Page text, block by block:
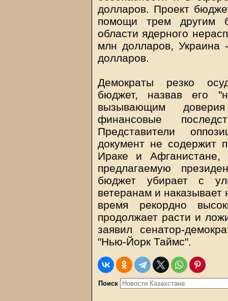
долларов. Проект
помощи трем другим
области ядерного
млн долларов,
долларов.
Демократы резко
бюджет, назвав его
вызывающим
финансовые
Представители
документ не содержит
Ираке и
предлагаемую
бюджет убирает с
ветеранам и
время рекордно
продолжает расти и
заявил сенатор-
"Нью-Йорк Таймс".
Поиск